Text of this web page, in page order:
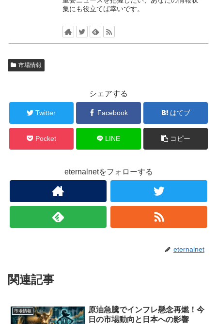
集にも役立てば幸いです。
市場情報
シェアする
Twitter Facebook はてブ
Pocket LINE コピー
eternalnetをフォローする
eternalnet
関連記事
市場情報
原油急騰でインフレ懸念再燃！今
日の市場動向と日本への影響